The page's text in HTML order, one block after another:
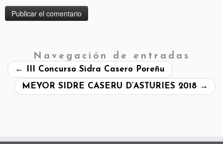
Navegación de entradas
←
III Concurso Sidra Casero Poreñu
MEYOR SIDRE CASERU D’ASTURIES 2018 →